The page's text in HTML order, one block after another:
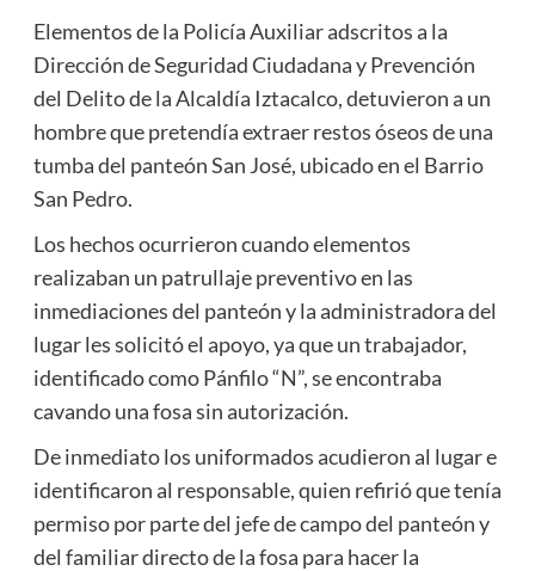
Elementos de la Policía Auxiliar adscritos a la
Dirección de Seguridad Ciudadana y Prevención
del Delito de la Alcaldía Iztacalco, detuvieron a un
hombre que pretendía extraer restos óseos de una
tumba del panteón San José, ubicado en el Barrio
San Pedro.
Los hechos ocurrieron cuando elementos
realizaban un patrullaje preventivo en las
inmediaciones del panteón y la administradora del
lugar les solicitó el apoyo, ya que un trabajador,
identificado como Pánfilo “N”, se encontraba
cavando una fosa sin autorización.
De inmediato los uniformados acudieron al lugar e
identificaron al responsable, quien refirió que tenía
permiso por parte del jefe de campo del panteón y
del familiar directo de la fosa para hacer la